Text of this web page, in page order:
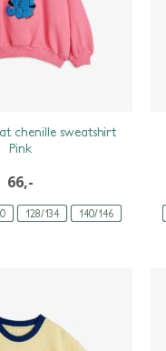
128/134 140/146
chenille sweatshirt
Pink
66,-